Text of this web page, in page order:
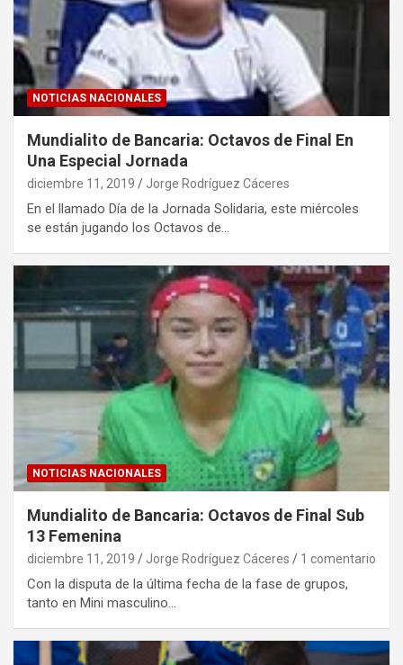
NOTICIAS NACIONALES
Mundialito de Bancaria: Octavos de Final En
Una Especial Jornada
diciembre 11, 2019 Jorge Rodríguez Cáceres
En el llamado Día de la Jornada Solidaria, este miércoles
se están jugando los Octavos de…
NOTICIAS NACIONALES
Mundialito de Bancaria: Octavos de Final Sub
13 Femenina
diciembre 11, 2019 Jorge Rodríguez Cáceres 1 comentario
Con la disputa de la última fecha de la fase de grupos,
tanto en Mini masculino…